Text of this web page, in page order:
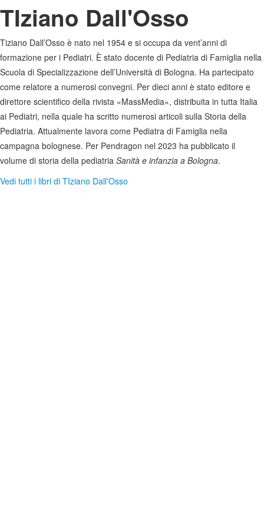
TIziano Dall'Osso
Tiziano Dall’Osso è nato nel 1954 e si occupa da vent’anni di
formazione per i Pediatri. È stato docente di Pediatria di Famiglia nella
Scuola di Specializzazione dell’Università di Bologna. Ha partecipato
come relatore a numerosi convegni. Per dieci anni è stato editore e
direttore scientifico della rivista «MassMedia», distribuita in tutta Italia
ai Pediatri, nella quale ha scritto numerosi articoli sulla Storia della
Pediatria. Attualmente lavora come Pediatra di Famiglia nella
campagna bolognese. Per Pendragon nel 2023 ha pubblicato il
volume di storia della pediatria Sanità e infanzia a Bologna.
Vedi tutti i libri di TIziano Dall'Osso